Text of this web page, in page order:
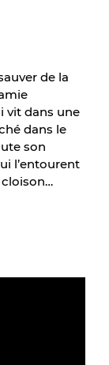
de la
vit dans une
dans le
son
l’entourent
cloison…